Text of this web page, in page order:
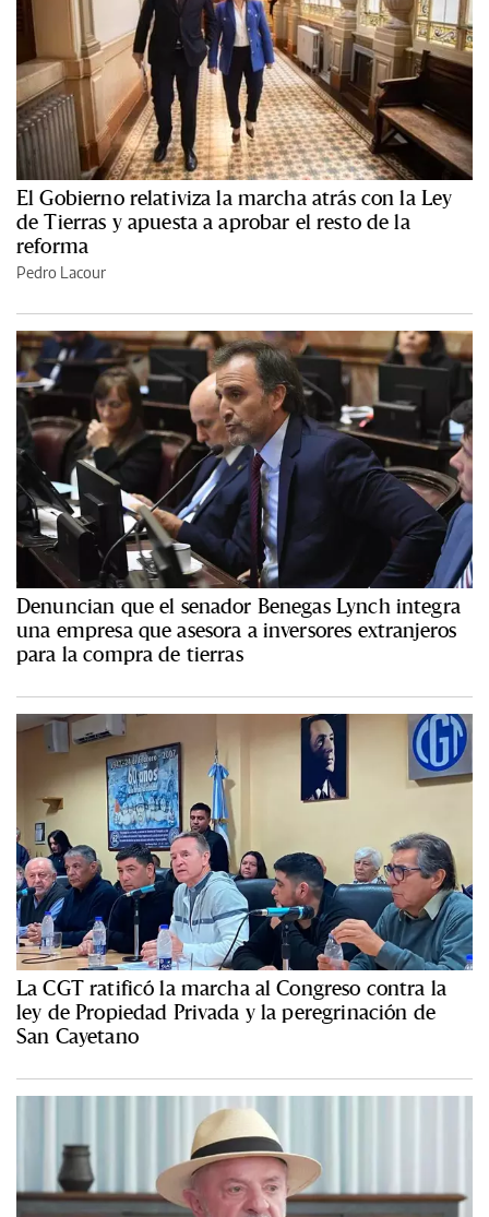
El Gobierno relativiza la marcha atrás con la Ley
de Tierras y apuesta a aprobar el resto de la
reforma
Pedro Lacour
Denuncian que el senador Benegas Lynch integra
una empresa que asesora a inversores extranjeros
para la compra de tierras
La CGT ratificó la marcha al Congreso contra la
ley de Propiedad Privada y la peregrinación de
San Cayetano